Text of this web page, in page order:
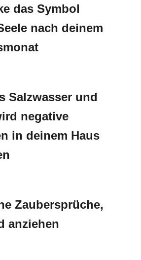
das Symbol
nach deinem
Salzwasser und
negative
in deinem Haus
Zaubersprüche,
anziehen